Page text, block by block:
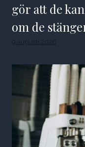
gör att de
om de
9 augusti 2026